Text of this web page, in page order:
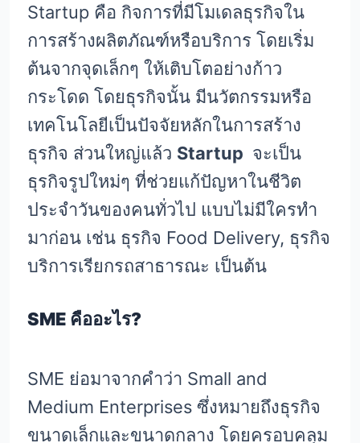
Startup คือ กิจการที่มีโมเดลธุรกิจใน
การสร้างผลิตภัณฑ์หรือบริการ โดยเริ่ม
ต้นจากจุดเล็กๆ ให้เติบโตอย่างก้าว
กระโดด โดยธุรกิจนั้น มีนวัตกรรมหรือ
เทคโนโลยีเป็นปัจจัยหลักในการสร้าง
ธุรกิจ ส่วนใหญ่แล้ว Startup จะเป็น
ธุรกิจรูปใหม่ๆ ที่ช่วยแก้ปัญหาในชีวิต
ประจำวันของคนทั่วไป แบบไม่มีใครทำ
มาก่อน เช่น ธุรกิจ Food Delivery, ธุรกิจ
บริการเรียกรถสาธารณะ เป็นต้น
SME คืออะไร?
SME ย่อมาจากคำว่า Small and
Medium Enterprises ซึ่งหมายถึงธุรกิจ
ขนาดเล็กและขนาดกลาง โดยครอบคลุม